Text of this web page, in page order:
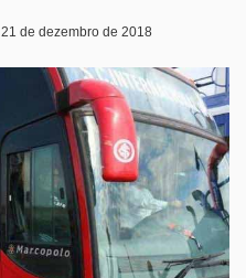
21 de dezembro de 2018